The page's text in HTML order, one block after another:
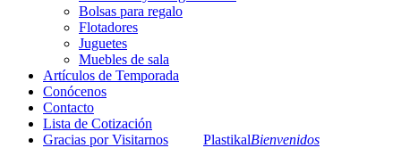
Bolsas para regalo
Flotadores
Juguetes
Muebles de sala
Artículos de Temporada
Conócenos
Contacto
Lista de Cotización
Gracias por Visitarnos
PlastikalBienvenidos